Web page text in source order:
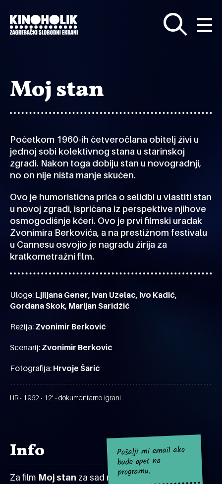
glavni
sadržaj
Moj stan
Početkom 1960-ih četveročlana obitelj živi u
jednoj sobi kolektivnog stana u starinskoj
zgradi. Nakon toga dobiju stan u novogradnji,
no on nije ništa manje skučen.
Ovo je humoristična priča o selidbi u vlastiti stan
u novoj zgradi, ispričana iz perspektive njihove
osmogodišnje kćeri. Ovo je prvi filmski uradak
Zvonimira Berkovića, a na prestižnom festivalu
u Cannesu osvojio je nagradu žirija za
kratkometražni film.
Uloge: Ljiljana Gener, Ivan Uzelac, Ivo Kadić,
Gordana Skok, Marijan Saridžić
Režija: Zvonimir Berković
Scenarij: Zvonimir Berković
Fotografija: Hrvoje Šarić
HR • 1962 • 12' • dokumentarno-igrani
Info
Za film Moj stan za sad nema najavljenih
Pošalji mi email ako
bude opet na
programu.